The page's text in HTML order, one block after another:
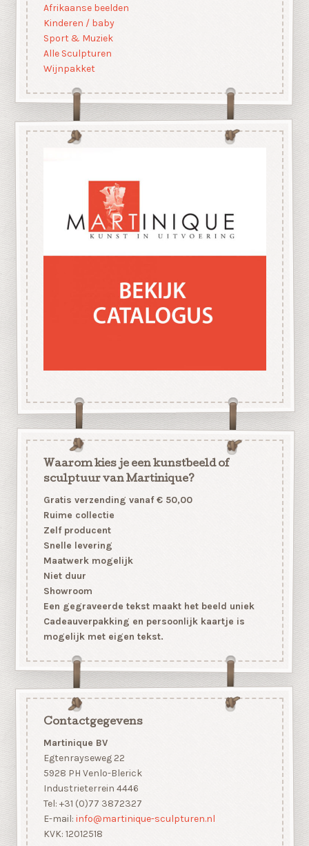
Afrikaanse beelden
Kinderen / baby
Sport & Muziek
Alle Sculpturen
Wijnpakket
Waarom kies je een kunstbeeld of
sculptuur van Martinique?
Gratis verzending vanaf € 50,00
Ruime collectie
Zelf producent
Snelle levering
Maatwerk mogelijk
Niet duur
Showroom
Een gegraveerde tekst maakt het beeld uniek
Cadeauverpakking en persoonlijk kaartje is
mogelijk met eigen tekst.
Contactgegevens
Martinique BV
Egtenrayseweg 22
5928 PH Venlo-Blerick
Industrieterrein 4446
Tel: +31 (0)77 3872327
E-mail: info@martinique-sculpturen.nl
KVK: 12012518